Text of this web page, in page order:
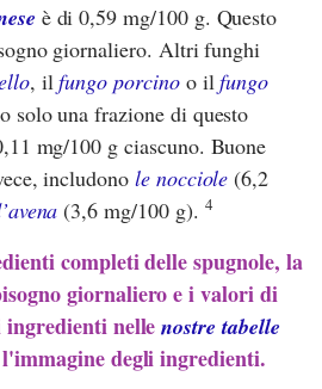
è di 0,59 mg/100 g. Questo
giornaliero. Altri funghi
, ilfungo porcinoo ilfungo
solo una frazione di questo
mg/100 g ciascuno. Buone
includono le nocciole (6,2
(3,6 mg/100 g). 4
completi delle spugnole, la
giornaliero e i valori di
ingredienti nellenostre tabelle
degli ingredienti.